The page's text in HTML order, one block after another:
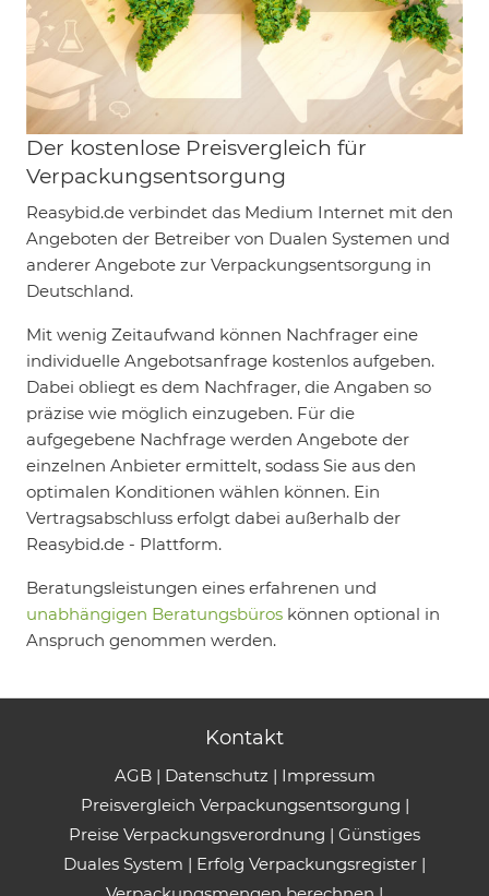
Der kostenlose Preisvergleich für
Verpackungsentsorgung
Reasybid.de verbindet das Medium Internet mit den
Angeboten der Betreiber von Dualen Systemen und
anderer Angebote zur Verpackungsentsorgung in
Deutschland.
Mit wenig Zeitaufwand können Nachfrager eine
individuelle Angebotsanfrage kostenlos aufgeben.
Dabei obliegt es dem Nachfrager, die Angaben so
präzise wie möglich einzugeben. Für die
aufgegebene Nachfrage werden Angebote der
einzelnen Anbieter ermittelt, sodass Sie aus den
optimalen Konditionen wählen können. Ein
Vertragsabschluss erfolgt dabei außerhalb der
Reasybid.de - Plattform.
Beratungsleistungen eines erfahrenen und
unabhängigen Beratungsbüros können optional in
Anspruch genommen werden.
Kontakt
AGB | Datenschutz | Impressum
Preisvergleich Verpackungsentsorgung |
Preise Verpackungsverordnung | Günstiges
Duales System | Erfolg Verpackungsregister |